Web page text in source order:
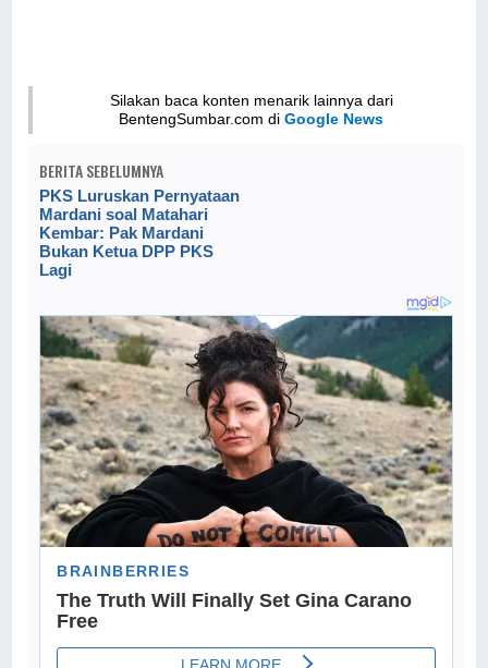
Silakan baca konten menarik lainnya dari
BentengSumbar.com diGoogle News
BERITA SEBELUMNYA
PKS Luruskan Pernyataan
Mardani soal Matahari
Kembar: Pak Mardani
Bukan Ketua DPP PKS
Lagi